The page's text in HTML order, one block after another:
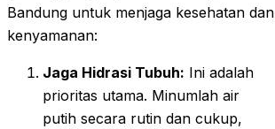
Bandung untuk menjaga kesehatan dan
kenyamanan:
Jaga Hidrasi Tubuh: Ini adalah
prioritas utama. Minumlah air
putih secara rutin dan cukup,